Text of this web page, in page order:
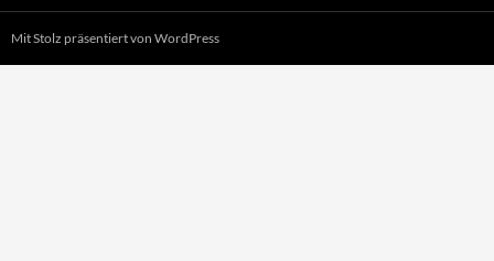
Mit Stolz präsentiert von WordPress